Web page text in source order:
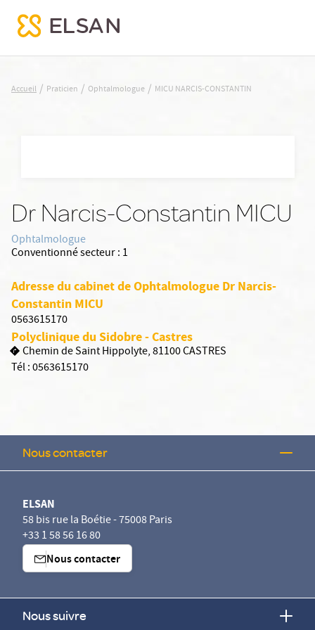
MICU NARCIS-CONSTANTIN
Accueil / Praticien / Ophtalmologue / MICU NARCIS-CONSTANTIN
Dr Narcis-Constantin MICU
Ophtalmologue
Conventionné secteur : 1
Adresse du cabinet de Ophtalmologue Dr Narcis-
Constantin MICU
0563615170
Polyclinique du Sidobre - Castres
Chemin de Saint Hippolyte, 81100 CASTRES
Tél :0563615170
Nous contacter
ELSAN
58 bis rue la Boétie - 75008 Paris
+33 1 58 56 16 80
Nous contacter
Nous suivre